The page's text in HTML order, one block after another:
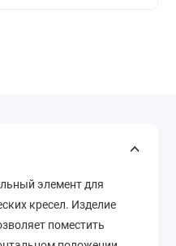
элемент для
кресел. Изделие
поместить